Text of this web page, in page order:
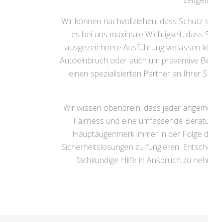
Wir können nachvollziehen, dass
es bei uns maximale Wichtigkeit,
ausgezeichnete Ausführung verlassen
Autoeinbruch oder auch um präventive
einen spezialisierten Partner an Ihrer
Wir wissen obendrein, dass jeder
Fairness und eine umfassende
Hauptaugenmerk immer in der
Sicherheitslösungen zu fungieren.
fachkundige Hilfe in Anspruch zu